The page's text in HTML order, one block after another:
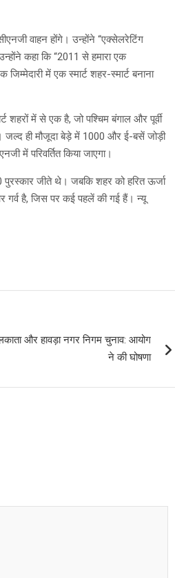
वाहन होंगे। उन्होंने “एक्सेलरेटिंग
कहा कि “2011 से हमारा एक
में एक स्मार्ट शहर-स्मार्ट बनाना
शहरों में से एक है, जो पश्चिम बंगाल और पूर्वी
जल्द ही मौजूदा बेड़े में 1000 और ई-बसें जोड़ी
में परिवर्तित किया जाएगा।
पुरस्कार जीते थे। जबकि शहर को हरित ऊर्जा
गर्व है, जिस पर कई पहलें की गई हैं। न्यू
और हावड़ा नगर निगम चुनाव: आयोग
ने की घोषणा